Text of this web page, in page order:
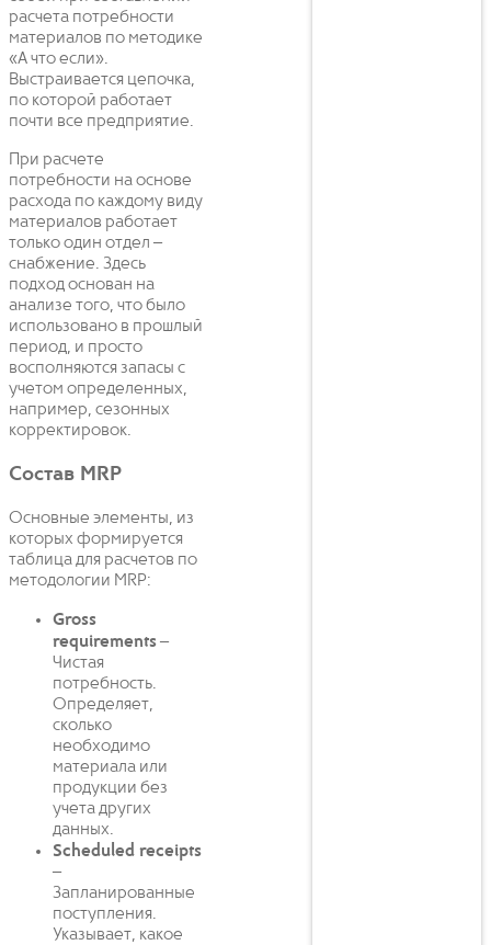
расчета потребности
материалов по методике
«А что если».
Выстраивается цепочка,
по которой работает
почти все предприятие.
При расчете
потребности на основе
расхода по каждому виду
материалов работает
только один отдел –
снабжение. Здесь
подход основан на
анализе того, что было
использовано в прошлый
период, и просто
восполняются запасы с
учетом определенных,
например, сезонных
корректировок.
Состав MRP
Основные элементы, из
которых формируется
таблица для расчетов по
методологии MRP:
Gross
requirements–
Чистая
потребность.
Определяет,
сколько
необходимо
материала или
продукции без
учета других
данных.
Scheduled receipts
–
Запланированные
поступления.
Указывает, какое